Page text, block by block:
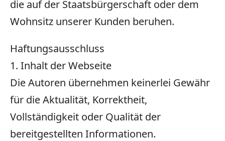
die auf der Staatsbürgerschaft oder dem
Wohnsitz unserer Kunden beruhen.
Haftungsausschluss
1. Inhalt der Webseite
Die Autoren übernehmen keinerlei Gewähr
für die Aktualität, Korrektheit,
Vollständigkeit oder Qualität der
bereitgestellten Informationen.